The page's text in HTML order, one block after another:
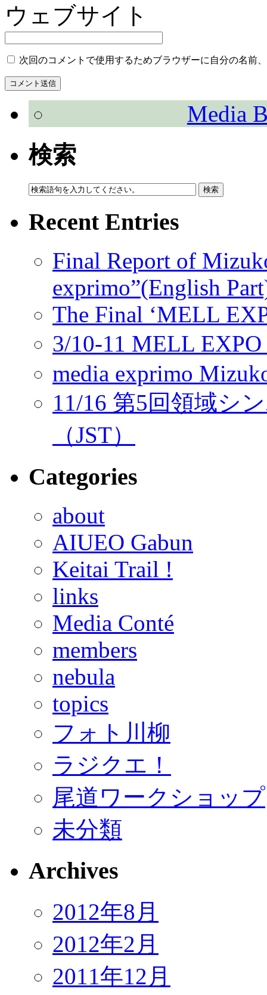
ウェブサイト
次回のコメントで使用するためブラウザーに自分の名前
Media
検索
Recent Entries
Final Report of
exprimo”(English
The Final ‘MELL
3/10-11 MELL
media exprimo
11/16 第5回領域シ
（JST）
Categories
about
AIUEO Gabun
Keitai Trail !
links
Media Conté
members
nebula
topics
フォト川柳
ラジクエ！
尾道ワークショップ
未分類
Archives
2012年8月
2012年2月
2011年12月